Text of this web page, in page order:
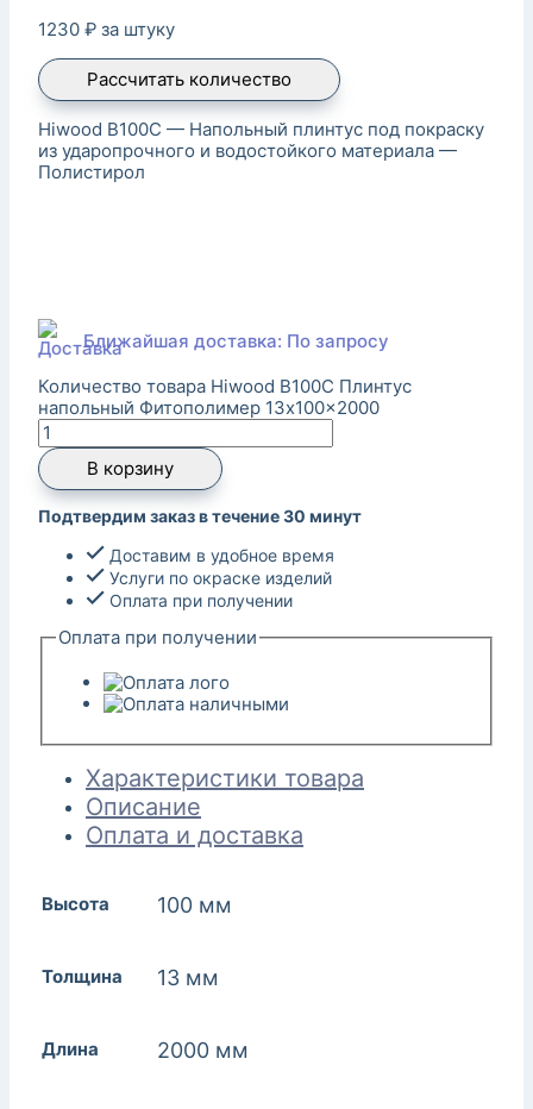
1230 ₽ за штуку
Рассчитать количество
Hiwood B100C — Напольный плинтус под покраску
из ударопрочного и водостойкого материала —
Полистирол
Ближайшая доставка: По запросу
Количество товара Hiwood B100C Плинтус
напольный Фитополимер 13x100x2000
В корзину
Подтвердим заказ в течение 30 минут
Доставим в удобное время
Услуги по окраске изделий
Оплата при получении
Оплата при получении
Характеристики товара
Описание
Оплата и доставка
Высота 100 мм
Толщина 13 мм
Длина 2000 мм